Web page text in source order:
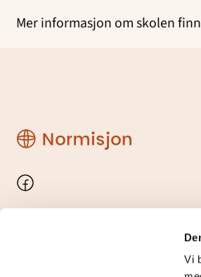
Vi
Mer informasjon om skolen
Region
Rogaland
Facebook